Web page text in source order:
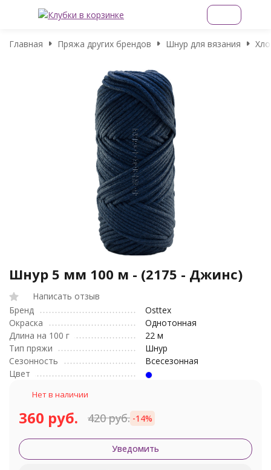
Главная Пряжа других брендов Шнур для вязания
Шнур 5 мм 100 м - (2175 - Джинс)
Написать отзыв
Бренд
Osttex
Окраска
Однотонная
Длина на 100 г
22 м
Тип пряжи
Шнур
Сезонность
Всесезонная
Цвет
Нет в наличии
360 руб. 420 руб. -14%
Уведомить